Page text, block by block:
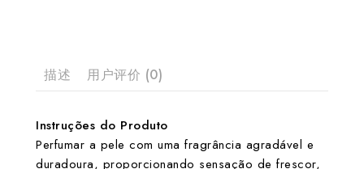
描述 用户评价 (0)
Instruções do Produto
Perfumar a pele com uma fragrância agradável e
duradoura, proporcionando sensação de frescor,